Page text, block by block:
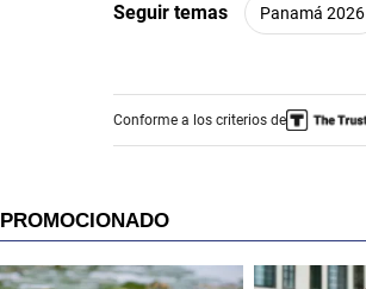
Seguir temas Panamá 2026
Conforme a los criterios de